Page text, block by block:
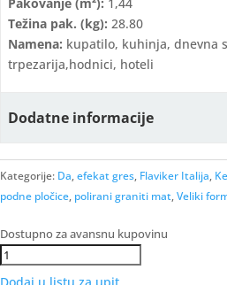
Težina pak. (kg): 28.80
Namena: kupatilo, kuhinja, dnevna
trpezarija,hodnici, hoteli
Dodatne informacije
Kategorije: Da,efekat gres, Flaviker Italija,
podne pločice, polirani graniti mat,Veliki
Dostupno za avansnu kupovinu
Palette
Mou
Dodaj u listu za upit